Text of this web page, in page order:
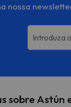
nossa
Introduza
sobre Astún